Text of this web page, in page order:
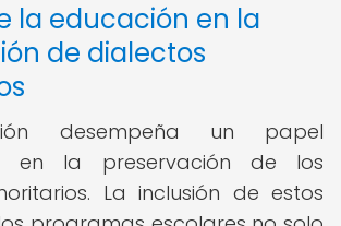
la educación en la
de dialectos
desempeña un papel
en la preservación de los
La inclusión de estos